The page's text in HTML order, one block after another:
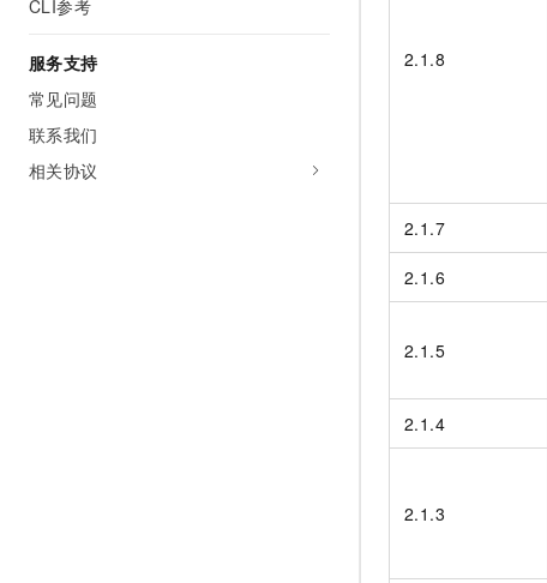
CLI参考
服务支持
常见问题
联系我们
相关协议
2.1.8
2.1.7
2.1.6
2.1.5
2.1.4
2.1.3